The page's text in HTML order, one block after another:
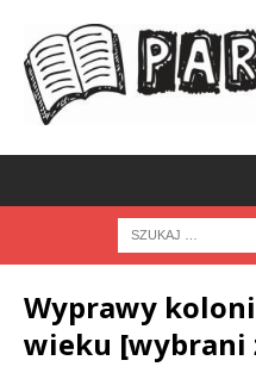
Wyprawy
wieku [wybrani